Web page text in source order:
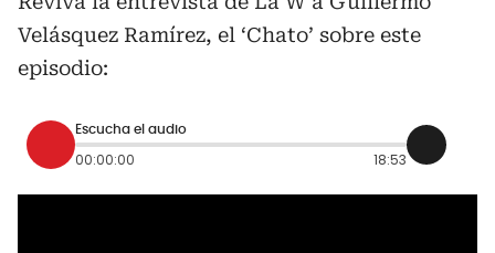
Velásquez Ramírez, el ‘Chato’ sobre este
episodio:
Escucha el audio
00:00:00 18:53